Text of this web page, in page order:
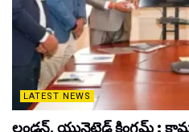
LATEST NEWS
లండన్, యునైటెడ్ కింగ్డమ్ :